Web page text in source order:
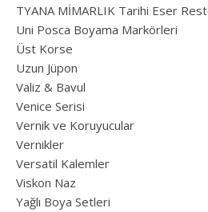
TYANA MİMARLIK Tarihi Eser
Uni Posca Boyama Markörleri
Üst Korse
Uzun Jüpon
Valiz & Bavul
Venice Serisi
Vernik ve Koruyucular
Vernikler
Versatil Kalemler
Viskon Naz
Yağlı Boya Setleri